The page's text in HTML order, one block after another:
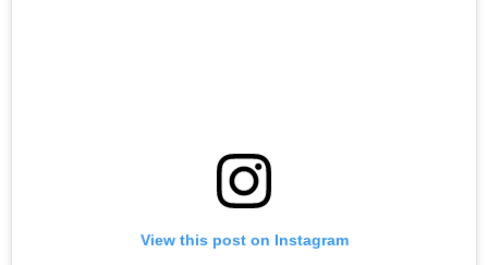
View this post on Instagram